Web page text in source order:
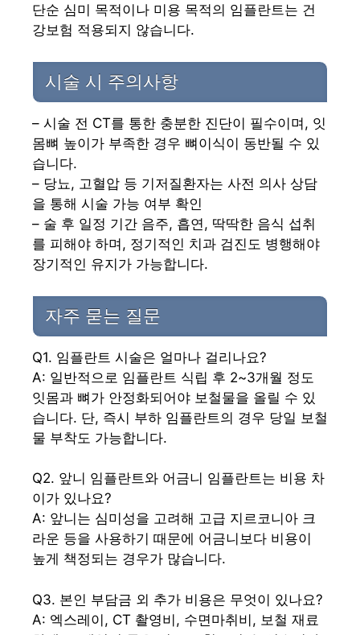
단순 심미 목적이나 미용 목적의 임플란트는 건
강보험 적용되지 않습니다.
시술 시 주의사항
– 시술 전 CT를 통한 충분한 진단이 필수이며, 잇
몸뼈 높이가 부족한 경우 뼈이식이 동반될 수 있
습니다.
– 당뇨, 고혈압 등 기저질환자는 사전 의사 상담
을 통해 시술 가능 여부 확인
– 술 후 일정 기간 음주, 흡연, 딱딱한 음식 섭취
를 피해야 하며, 정기적인 치과 검진도 병행해야
장기적인 유지가 가능합니다.
자주 묻는 질문
Q1. 임플란트 시술은 얼마나 걸리나요?
A: 일반적으로 임플란트 식립 후 2~3개월 정도
잇몸과 뼈가 안정화되어야 보철물을 올릴 수 있
습니다. 단, 즉시 부하 임플란트의 경우 당일 보철
물 부착도 가능합니다.
Q2. 앞니 임플란트와 어금니 임플란트는 비용 차
이가 있나요?
A: 앞니는 심미성을 고려해 고급 지르코니아 크
라운 등을 사용하기 때문에 어금니보다 비용이
높게 책정되는 경우가 많습니다.
Q3. 본인 부담금 외 추가 비용은 무엇이 있나요?
A: 엑스레이, CT 촬영비, 수면마취비, 보철 재료